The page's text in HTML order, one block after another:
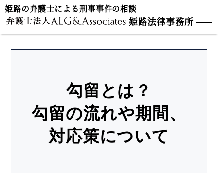
姫路の弁護士による刑事事件の相談
姫路法律事務所
勾留とは？
勾留の流れや期間、
対応策について